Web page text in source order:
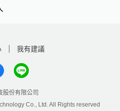
我有建議
股份有限公司
Co., Ltd. All Rights reserved